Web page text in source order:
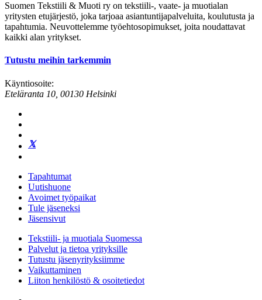
Suomen Tekstiili & Muoti ry on tekstiili-, vaate- ja muotialan
yritysten etujärjestö, joka tarjoaa asiantuntijapalveluita, koulutusta ja
tapahtumia. Neuvottelemme työehtosopimukset, joita noudattavat
kaikki alan yritykset.
Tutustu meihin tarkemmin
Käyntiosoite:
Eteläranta 10, 00130 Helsinki
Tapahtumat
Uutishuone
Avoimet työpaikat
Tule jäseneksi
Jäsensivut
Tekstiili- ja muotiala Suomessa
Palvelut ja tietoa yrityksille
Tutustu jäsenyrityksiimme
Vaikuttaminen
Liiton henkilöstö & osoitetiedot